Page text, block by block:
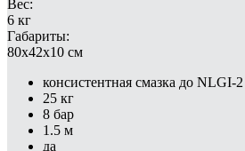
Вес:
6 кг
Габариты:
80x42x10 см
консистентная смазка до NLGI-2
25 кг
8 бар
1.5 м
да